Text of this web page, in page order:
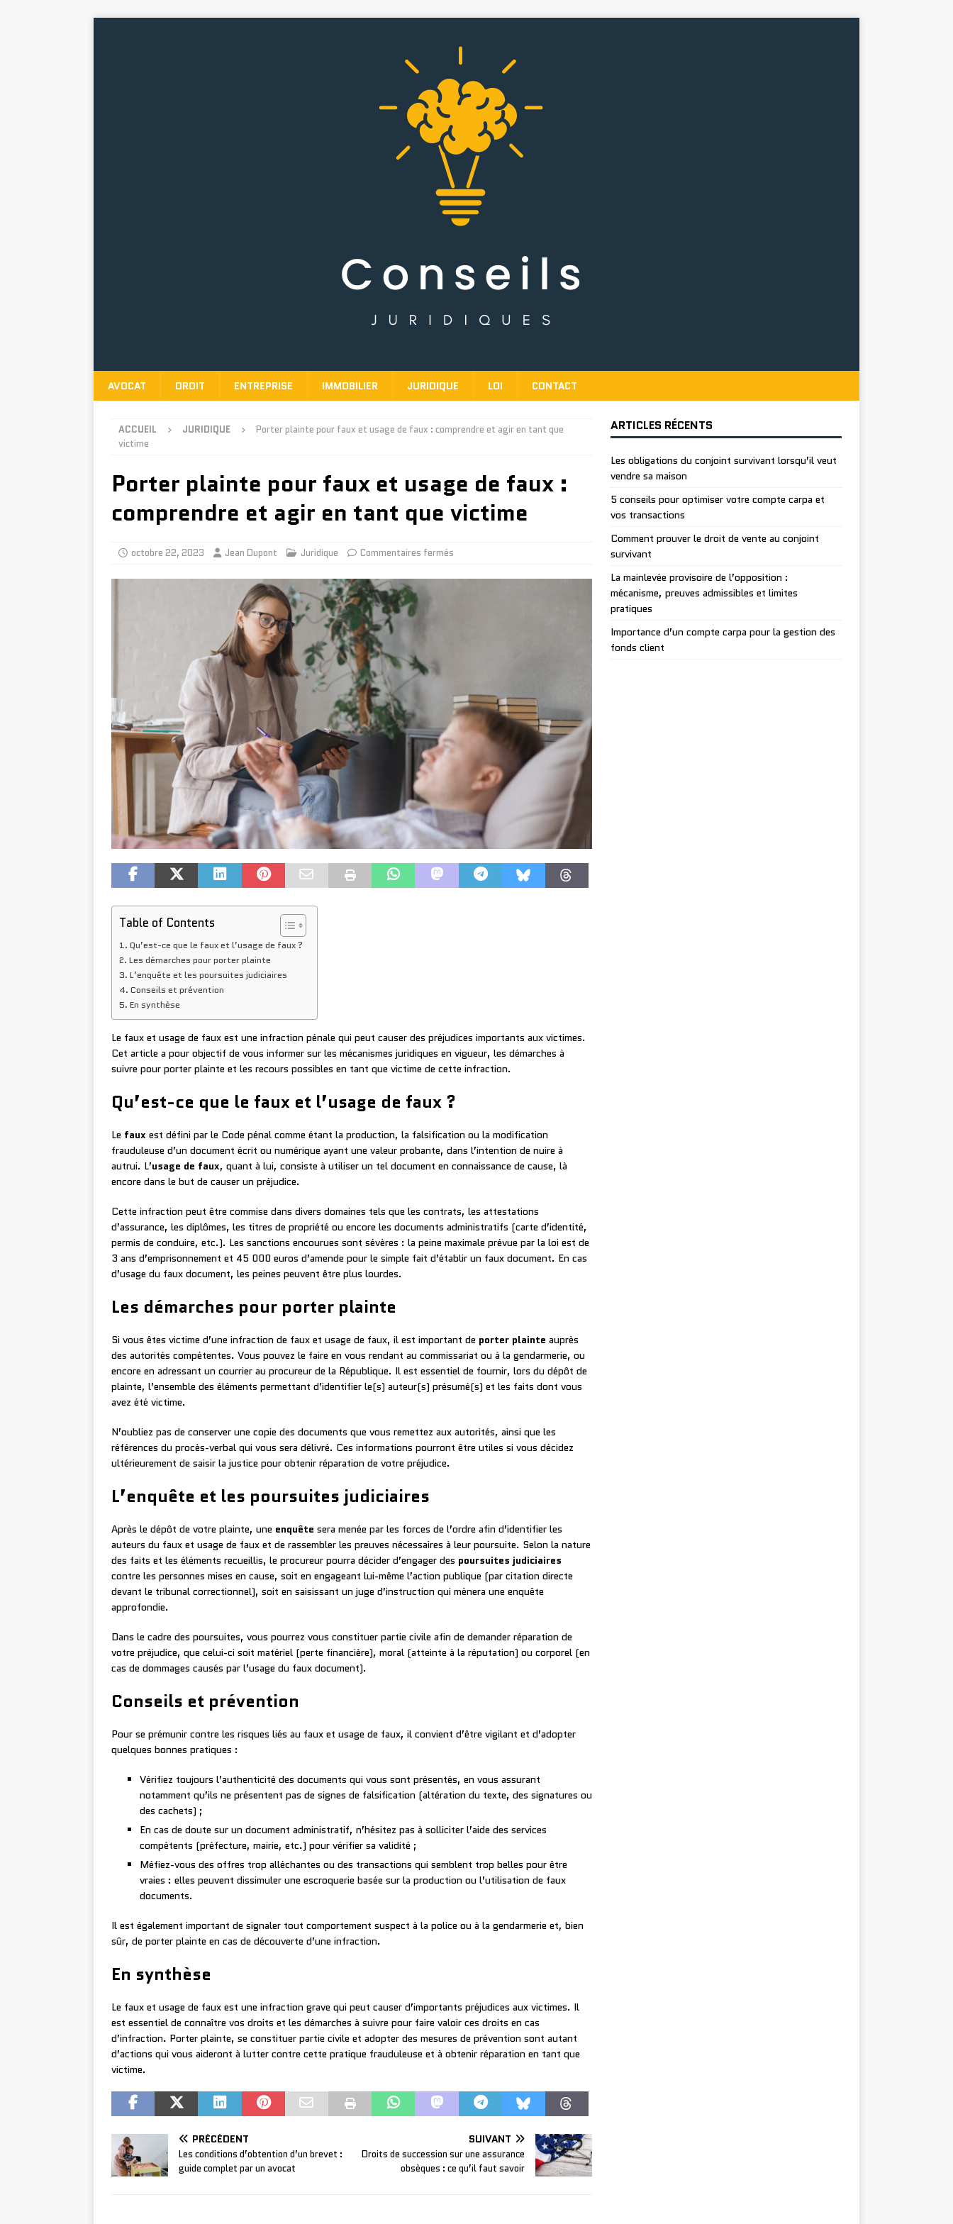
AVOCAT DROIT ENTREPRISE IMMOBILIER JURIDIQUE LOI CONTACT
ACCUEIL JURIDIQUE
Porter plainte pour faux et usage de faux : comprendre et agir en tant que
victime
Porter plainte pour faux et usage de faux :
comprendre et agir en tant que victime
octobre 22, 2023 Jean Dupont Juridique Commentaires fermés
Table of Contents
Qu’est-ce que le faux et l’usage de faux ?
Les démarches pour porter plainte
L’enquête et les poursuites judiciaires
Conseils et prévention
En synthèse
Le faux et usage de faux est une infraction pénale qui peut causer des préjudices importants aux victimes.
Cet article a pour objectif de vous informer sur les mécanismes juridiques en vigueur, les démarches à
suivre pour porter plainte et les recours possibles en tant que victime de cette infraction.
Qu’est-ce que le faux et l’usage de faux ?
Le faux est défini par le Code pénal comme étant la production, la falsification ou la modification
frauduleuse d’un document écrit ou numérique ayant une valeur probante, dans l’intention de nuire à
autrui. L’usage de faux, quant à lui, consiste à utiliser un tel document en connaissance de cause, là
encore dans le but de causer un préjudice.
Cette infraction peut être commise dans divers domaines tels que les contrats, les attestations
d’assurance, les diplômes, les titres de propriété ou encore les documents administratifs (carte d’identité,
permis de conduire, etc.). Les sanctions encourues sont sévères : la peine maximale prévue par la loi est de
3 ans d’emprisonnement et 45 000 euros d’amende pour le simple fait d’établir un faux document. En cas
d’usage du faux document, les peines peuvent être plus lourdes.
Les démarches pour porter plainte
Si vous êtes victime d’une infraction de faux et usage de faux, il est important de porter plainte auprès
des autorités compétentes. Vous pouvez le faire en vous rendant au commissariat ou à la gendarmerie, ou
encore en adressant un courrier au procureur de la République. Il est essentiel de fournir, lors du dépôt de
plainte, l’ensemble des éléments permettant d’identifier le(s) auteur(s) présumé(s) et les faits dont vous
avez été victime.
N’oubliez pas de conserver une copie des documents que vous remettez aux autorités, ainsi que les
références du procès-verbal qui vous sera délivré. Ces informations pourront être utiles si vous décidez
ultérieurement de saisir la justice pour obtenir réparation de votre préjudice.
L’enquête et les poursuites judiciaires
Après le dépôt de votre plainte, une enquête sera menée par les forces de l’ordre afin d’identifier les
auteurs du faux et usage de faux et de rassembler les preuves nécessaires à leur poursuite. Selon la nature
des faits et les éléments recueillis, le procureur pourra décider d’engager des poursuites judiciaires
contre les personnes mises en cause, soit en engageant lui-même l’action publique (par citation directe
devant le tribunal correctionnel), soit en saisissant un juge d’instruction qui mènera une enquête
approfondie.
Dans le cadre des poursuites, vous pourrez vous constituer partie civile afin de demander réparation de
votre préjudice, que celui-ci soit matériel (perte financière), moral (atteinte à la réputation) ou corporel (en
cas de dommages causés par l’usage du faux document).
Conseils et prévention
Pour se prémunir contre les risques liés au faux et usage de faux, il convient d’être vigilant et d’adopter
quelques bonnes pratiques :
Vérifiez toujours l’authenticité des documents qui vous sont présentés, en vous assurant
notamment qu’ils ne présentent pas de signes de falsification (altération du texte, des signatures ou
des cachets) ;
En cas de doute sur un document administratif, n’hésitez pas à solliciter l’aide des services
compétents (préfecture, mairie, etc.) pour vérifier sa validité ;
Méfiez-vous des offres trop alléchantes ou des transactions qui semblent trop belles pour être
vraies : elles peuvent dissimuler une escroquerie basée sur la production ou l’utilisation de faux
documents.
Il est également important de signaler tout comportement suspect à la police ou à la gendarmerie et, bien
sûr, de porter plainte en cas de découverte d’une infraction.
En synthèse
Le faux et usage de faux est une infraction grave qui peut causer d’importants préjudices aux victimes. Il
est essentiel de connaître vos droits et les démarches à suivre pour faire valoir ces droits en cas
d’infraction. Porter plainte, se constituer partie civile et adopter des mesures de prévention sont autant
d’actions qui vous aideront à lutter contre cette pratique frauduleuse et à obtenir réparation en tant que
victime.
PRÉCÉDENT
Les conditions d’obtention d’un brevet :
guide complet par un avocat
SUIVANT
Droits de succession sur une assurance
obsèques : ce qu’il faut savoir
ARTICLES RÉCENTS
Les obligations du conjoint survivant lorsqu’il veut
vendre sa maison
5 conseils pour optimiser votre compte carpa et
vos transactions
Comment prouver le droit de vente au conjoint
survivant
La mainlevée provisoire de l’opposition :
mécanisme, preuves admissibles et limites
pratiques
Importance d’un compte carpa pour la gestion des
fonds client